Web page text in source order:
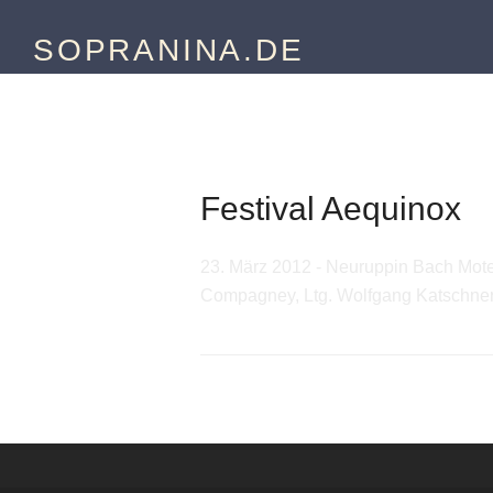
SOPRANINA.DE
Festival Aequinox